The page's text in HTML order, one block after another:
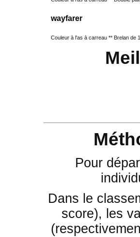
wayfarer
Couleur à l'as à carreau ** Brelan de
Pour
Dans le
score), les